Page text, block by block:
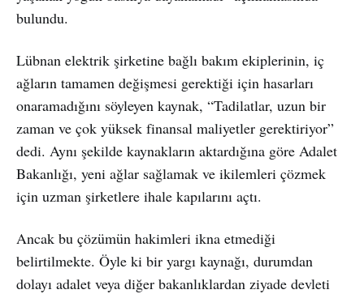
bulundu.
Lübnan elektrik şirketine bağlı bakım ekiplerinin, iç
ağların tamamen değişmesi gerektiği için hasarları
onaramadığını söyleyen kaynak, “Tadilatlar, uzun bir
zaman ve çok yüksek finansal maliyetler gerektiriyor”
dedi. Aynı şekilde kaynakların aktardığına göre Adalet
Bakanlığı, yeni ağlar sağlamak ve ikilemleri çözmek
için uzman şirketlere ihale kapılarını açtı.
Ancak bu çözümün hakimleri ikna etmediği
belirtilmekte. Öyle ki bir yargı kaynağı, durumdan
dolayı adalet veya diğer bakanlıklardan ziyade devleti